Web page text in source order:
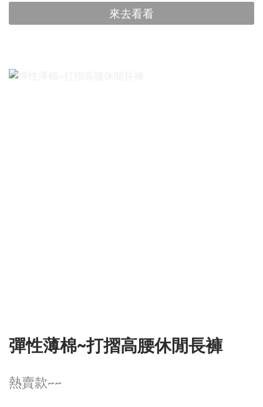
來去看看
彈性薄棉~打摺高腰休閒長褲
熱賣款~~